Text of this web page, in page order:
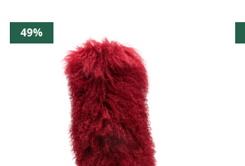
49%